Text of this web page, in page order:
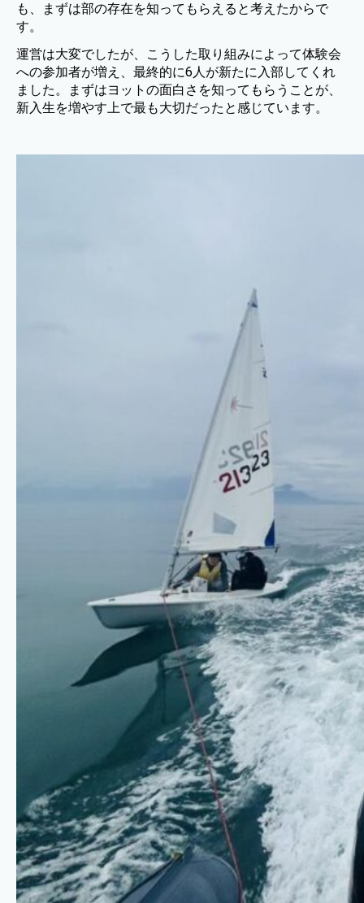
も、まずは部の存在を知ってもらえると考えたからで
す。
運営は大変でしたが、こうした取り組みによって体験会
への参加者が増え、最終的に6人が新たに入部してくれ
ました。まずはヨットの面白さを知ってもらうことが、
新入生を増やす上で最も大切だったと感じています。